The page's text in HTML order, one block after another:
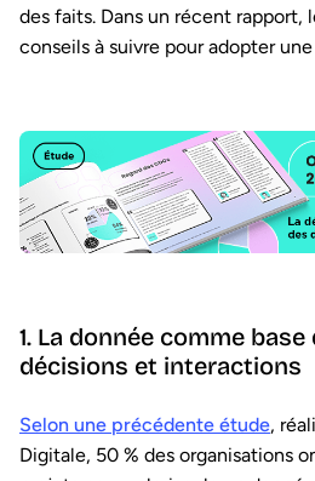
des faits. Dans un récent rapport,
conseils à suivre pour adopter
1. La donnée comme
décisions et interactions
Selon une précédente étude,
Digitale, 50 % des organisations